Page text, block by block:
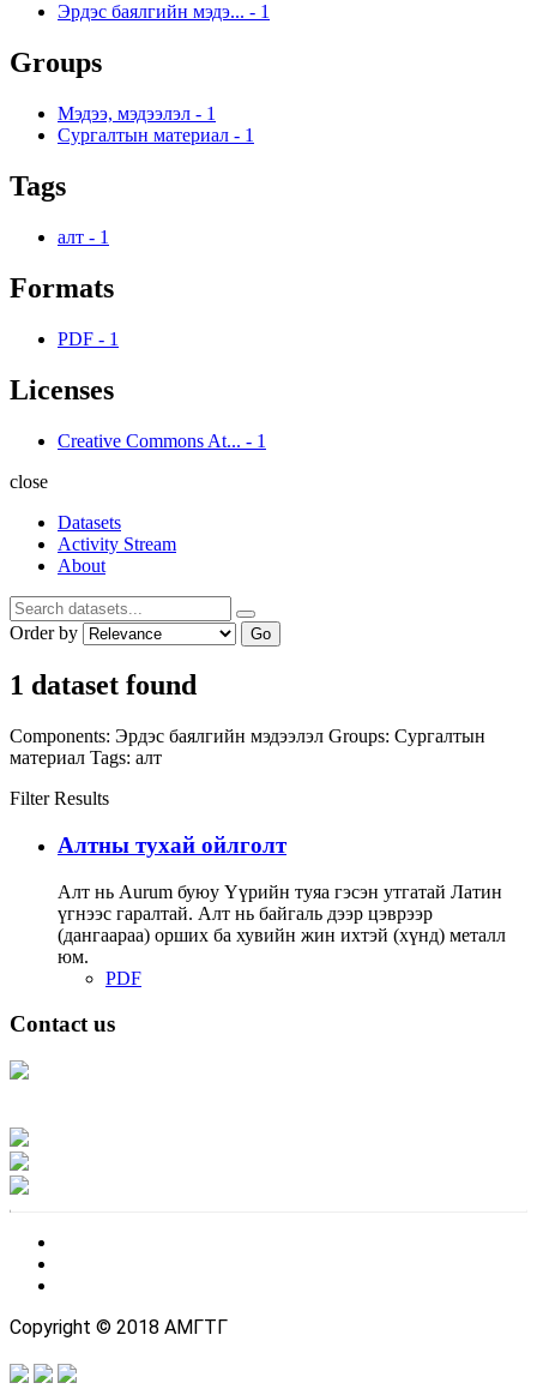
Эрдэс баялгийн мэдэ... - 1
Groups
Мэдээ, мэдээлэл - 1
Сургалтын материал - 1
Tags
алт - 1
Formats
PDF - 1
Licenses
Creative Commons At... - 1
close
Datasets
Activity Stream
About
Order by Go
1 dataset found
Components: Эрдэс баялгийн мэдээлэл Groups: Сургалтын
материал Tags: алт
Filter Results
Алтны тухай ойлголт
Алт нь Аurum буюу Үүрийн туяа гэсэн утгатай Латин
үгнээс гаралтай. Алт нь байгаль дээр цэврээр
(дангаараа) орших ба хувийн жин ихтэй (хүнд) металл
юм.
PDF
Contact us
Copyright © 2018 АМГТГ